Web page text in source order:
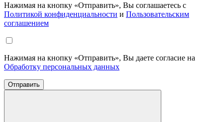
Нажимая на кнопку «Отправить», Вы соглашаетесь с
Политикой конфиденциальности и Пользовательским
соглашением
Нажимая на кнопку «Отправить», Вы даете согласие на
Обработку персональных данных
Отправить